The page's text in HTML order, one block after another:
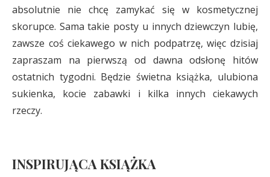
absolutnie nie chcę zamykać się w kosmetycznej
skorupce. Sama takie posty u innych dziewczyn lubię,
zawsze coś ciekawego w nich podpatrzę, więc dzisiaj
zapraszam na pierwszą od dawna odsłonę hitów
ostatnich tygodni. Będzie świetna książka, ulubiona
sukienka, kocie zabawki i kilka innych ciekawych
rzeczy.
INSPIRUJĄCA KSIĄŻKA